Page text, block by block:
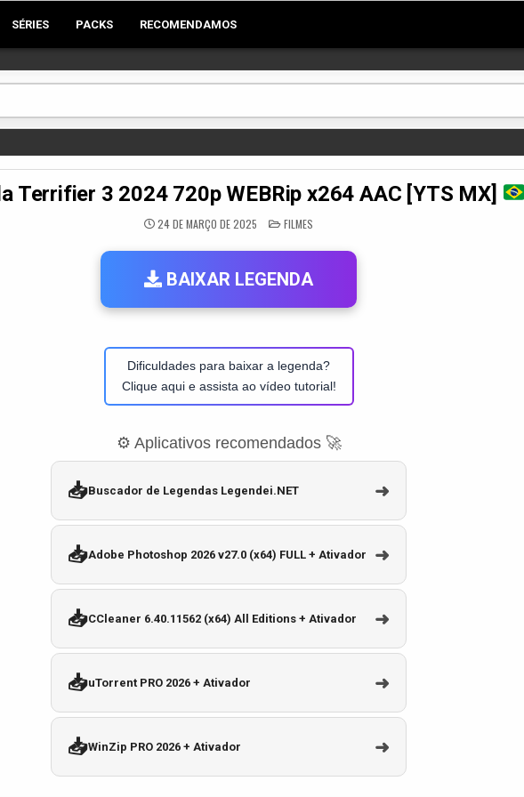
SÉRIES PACKS RECOMENDAMOS
Terrifier 3 2024 720p WEBRip x264 AAC [YTS MX]
24 DE MARÇO DE 2025 POSTED
IN
FILMES
BAIXAR LEGENDA
Dificuldades para baixar a legenda?
Clique aqui e assista ao vídeo tutorial!
⚙️ Aplicativos recomendados 🚀
📥Buscador de Legendas Legendei.NET ➜
📥Adobe Photoshop 2026 v27.0 (x64) FULL + Ativador ➜
📥CCleaner 6.40.11562 (x64) All Editions + Ativador ➜
📥uTorrent PRO 2026 + Ativador ➜
📥WinZip PRO 2026 + Ativador ➜